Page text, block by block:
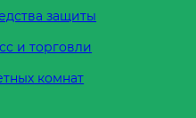
защиты
и торговли
комнат